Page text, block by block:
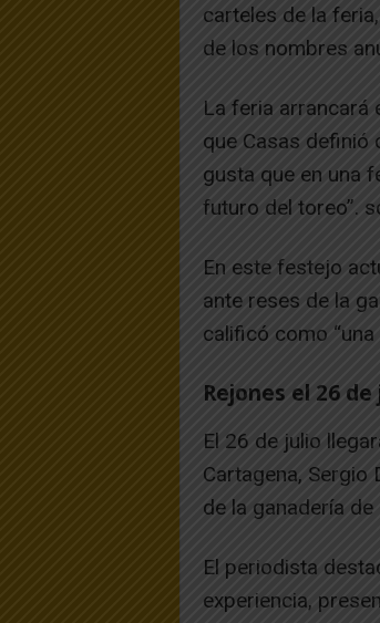
carteles de la
de los nombres
La feria arrancará
que Casas definió
gusta que en una
futuro del toreo”.
En este festejo
ante reses de la
calificó como
Rejones el 26
El 26 de julio
Cartagena,
de la ganadería
El periodista
experiencia,